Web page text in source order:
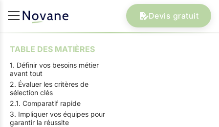
Devis gratuit
TABLE DES MATIÈRES
1. Définir vos besoins métier
avant tout
2. Évaluer les critères de
sélection clés
2.1. Comparatif rapide
3. Impliquer vos équipes pour
garantir la réussite